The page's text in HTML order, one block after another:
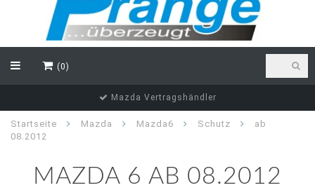
(0)
Top Bewertungen
Startseite Mazda Mazda6 Schutz
ab
08.2012
MAZDA 6 AB 08.2012